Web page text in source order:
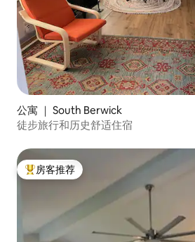
公寓 ｜ South Berwick
徒步旅行和历史舒适住宿
热门「房客推荐」
房客推荐